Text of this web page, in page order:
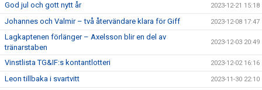
God jul och gott nytt år 2023-12-21 15:18
Johannes och Valmir – två återvändare klara för Giff 2023-12-08 17:47
Lagkaptenen förlänger – Axelsson blir en del av
tränarstaben
2023-12-03 20:49
Vinstlista TG&IF:s kontantlotteri 2023-12-02 16:16
Leon tillbaka i svartvitt 2023-11-30 22:10